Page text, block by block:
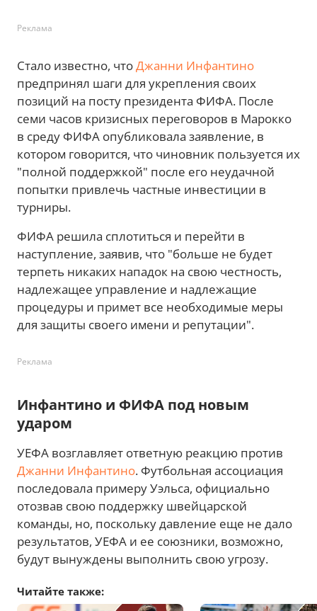
Реклама
Стало известно, чтоДжанни Инфантино
предпринял шаги для укрепления своих
позиций на посту президента ФИФА. После
семи часов кризисных переговоров в Марокко
в среду ФИФА опубликовала заявление, в
котором говорится, что чиновник пользуется их
"полной поддержкой" после его неудачной
попытки привлечь частные инвестиции в
турниры.
ФИФА решила сплотиться и перейти в
наступление, заявив, что "больше не будет
терпеть никаких нападок на свою честность,
надлежащее управление и надлежащие
процедуры и примет все необходимые меры
для защиты своего имени и репутации".
Реклама
Инфантино и ФИФА под новым
ударом
УЕФА возглавляет ответную реакцию против
Джанни Инфантино. Футбольная ассоциация
последовала примеру Уэльса, официально
отозвав свою поддержку швейцарской
команды, но, поскольку давление еще не дало
результатов, УЕФА и ее союзники, возможно,
будут вынуждены выполнить свою угрозу.
Читайте также: